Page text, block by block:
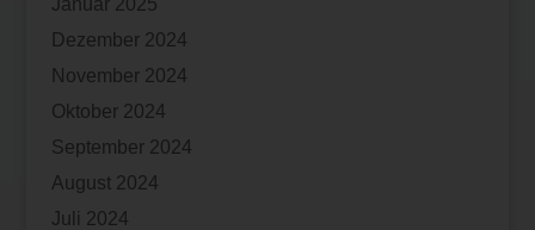
Januar 2025
Dezember 2024
November 2024
Oktober 2024
September 2024
August 2024
Juli 2024